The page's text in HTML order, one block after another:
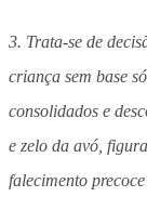
3. Trata-se de
criança sem base
consolidados e
e zelo da avó,
falecimento